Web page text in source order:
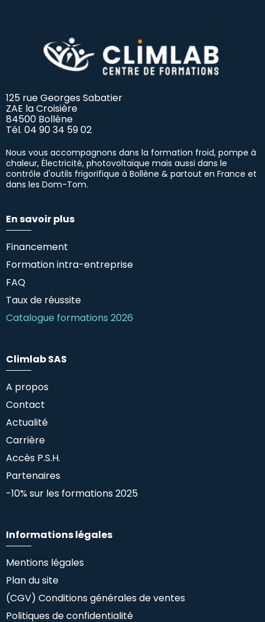
125 rue Georges Sabatier
ZAE la Croisière
84500 Bollène
Tél. 04 90 34 59 02
Nous vous accompagnons dans la formation froid, pompe à
chaleur, Électricité, photovoltaïque mais aussi dans le
contrôle d'outils frigorifique à Bollène & partout en France et
dans les Dom-Tom.
En savoir plus
Financement
Formation intra-entreprise
FAQ
Taux de réussite
Catalogue formations 2026
Climlab SAS
A propos
Contact
Actualité
Carrière
Accès P.S.H.
Partenaires
-10% sur les formations 2025
Informations légales
Mentions légales
Plan du site
(CGV) Conditions générales de ventes
Politiques de confidentialité